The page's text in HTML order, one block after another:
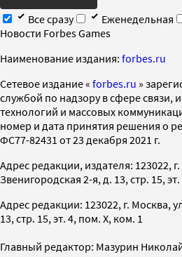
Все сразу
Еженедельная
Новости Forbes Games
Наименование издания: forbes.ru
Cетевое издание « forbes.ru »
службой по надзору в сфере
технологий и массовых
номер и дата принятия решения о
ФС77-82431 от 23 декабря 2021 г.
Адрес редакции, издателя: 123022,
Звенигородская 2-я, д. 13, стр. 15,
Адрес редакции: 123022, г. Москва,
13, стр. 15, эт. 4, пом. X, ком. 1
Главный редактор: Мазурин